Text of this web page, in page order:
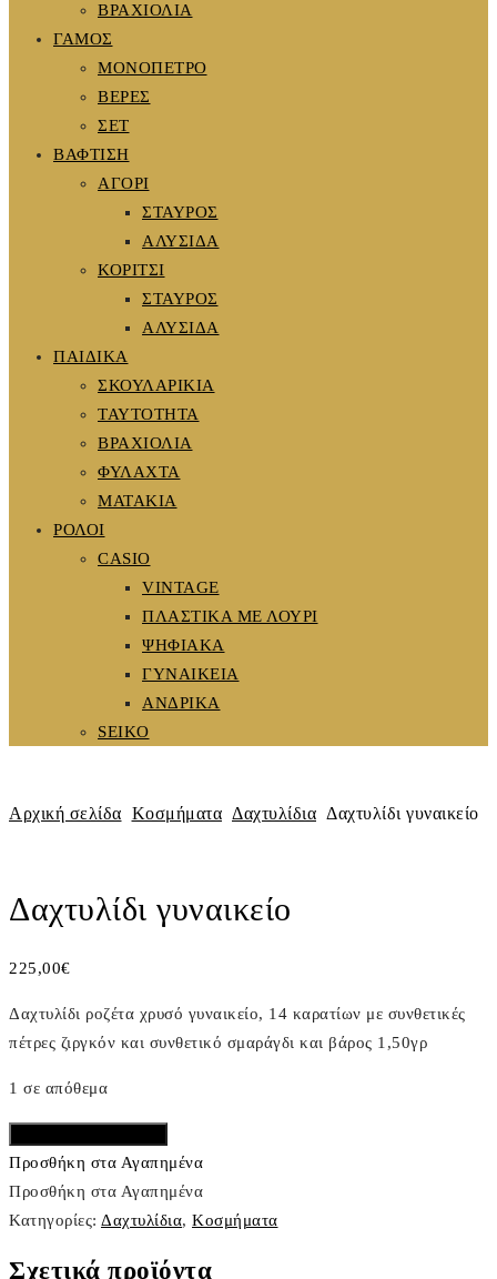
ΒΡΑΧΙΟΛΙΑ
ΓΑΜΟΣ
ΜΟΝΟΠΕΤΡΟ
ΒΕΡΕΣ
ΣΕΤ
ΒΑΦΤΙΣΗ
ΑΓΟΡΙ
ΣΤΑΥΡΟΣ
ΑΛΥΣΙΔΑ
ΚΟΡΙΤΣΙ
ΣΤΑΥΡΟΣ
ΑΛΥΣΙΔΑ
ΠΑΙΔΙΚΑ
ΣΚΟΥΛΑΡΙΚΙΑ
ΤΑΥΤΟΤΗΤΑ
ΒΡΑΧΙΟΛΙΑ
ΦΥΛΑΧΤΑ
ΜΑΤΑΚΙΑ
ΡΟΛΟΙ
CASIO
VINTAGE
ΠΛΑΣΤΙΚΑ ΜΕ ΛΟΥΡΙ
ΨΗΦΙΑΚΑ
ΓΥΝΑΙΚΕΙΑ
ΑΝΔΡΙΚΑ
SEIKO
Αρχική σελίδα Κοσμήματα Δαχτυλίδια Δαχτυλίδι γυναικείο
Δαχτυλίδι γυναικείο
225,00€
Δαχτυλίδι ροζέτα χρυσό γυναικείο, 14 καρατίων με συνθετικές
πέτρες ζιργκόν και συνθετικό σμαράγδι και βάρος 1,50γρ
1 σε απόθεμα
γυναικείο
ποσότητα
Προσθήκη στα Αγαπημένα
Προσθήκη στα Αγαπημένα
Κατηγορίες: Δαχτυλίδια, Κοσμήματα
Σχετικά προϊόντα